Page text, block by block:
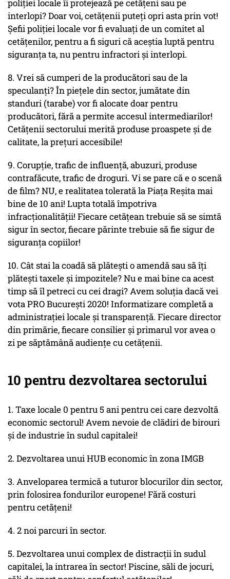
poliției locale îi protejează pe cetățeni sau pe
interlopi? Doar voi, cetățenii puteți opri asta prin vot!
Șefii poliției locale vor fi evaluați de un comitet al
cetățenilor, pentru a fi siguri că aceștia luptă pentru
siguranța ta, nu pentru infractori și interlopi.
8. Vrei să cumperi de la producători sau de la
speculanți? În piețele din sector, jumătate din
standuri (tarabe) vor fi alocate doar pentru
producători, fără a permite accesul intermediarilor!
Cetățenii sectorului merită produse proaspete și de
calitate, la prețuri accesibile!
9. Corupție, trafic de influență, abuzuri, produse
contrafăcute, trafic de droguri. Vi se pare că e o scenă
de film? NU, e realitatea tolerată la Piața Reșita mai
bine de 10 ani! Lupta totală împotriva
infracționalității! Fiecare cetățean trebuie să se simtă
sigur în sector, fiecare părinte trebuie să fie sigur de
siguranța copiilor!
10. Cât stai la coadă să plătești o amendă sau să îți
plătești taxele și impozitele? Nu e mai bine ca acest
timp să îl petreci cu cei dragi? Avem soluția dacă vei
vota PRO București 2020! Informatizare completă a
administrației locale și transparență. Fiecare director
din primărie, fiecare consilier și primarul vor avea o
zi pe săptămână audiențe cu cetățenii.
10 pentru dezvoltarea sectorului
1. Taxe locale 0 pentru 5 ani pentru cei care dezvoltă
economic sectorul! Avem nevoie de clădiri de birouri
și de industrie în sudul capitalei!
2. Dezvoltarea unui HUB economic în zona IMGB
3. Anveloparea termică a tuturor blocurilor din sector,
prin folosirea fondurilor europene! Fără costuri
pentru cetățeni!
4. 2 noi parcuri în sector.
5. Dezvoltarea unui complex de distracții în sudul
capitalei, la intrarea în sector! Piscine, săli de jocuri,